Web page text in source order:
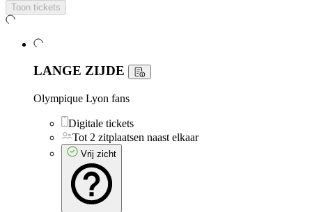
Toon tickets
LANGE ZIJDE
Olympique Lyon fans
Digitale tickets
Tot 2 zitplaatsen naast elkaar
Vrij zicht